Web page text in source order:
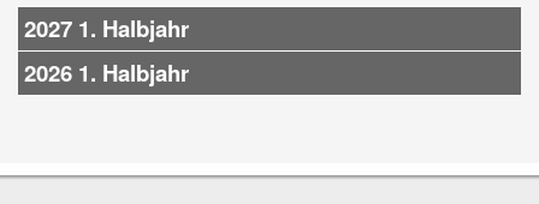
2027 1. Halbjahr
2026 1. Halbjahr